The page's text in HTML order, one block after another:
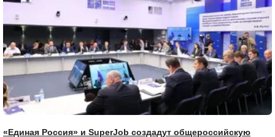
«Единая Россия» и SuperJob создадут общероссийскую